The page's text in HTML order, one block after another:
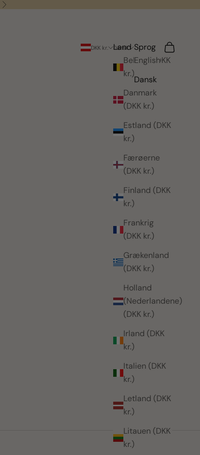
Næste
DKK kr.
Land
Belgien (DKK
kr.)
Danmark
(DKK kr.)
Estland (DKK
kr.)
Færøerne
(DKK kr.)
Finland (DKK
kr.)
Frankrig
(DKK kr.)
Grækenland
(DKK kr.)
Holland
(Nederlandene)
(DKK kr.)
Irland (DKK
kr.)
Italien (DKK
kr.)
Letland (DKK
kr.)
Litauen (DKK
kr.)
Dansk
Sprog
English
Dansk
Søg